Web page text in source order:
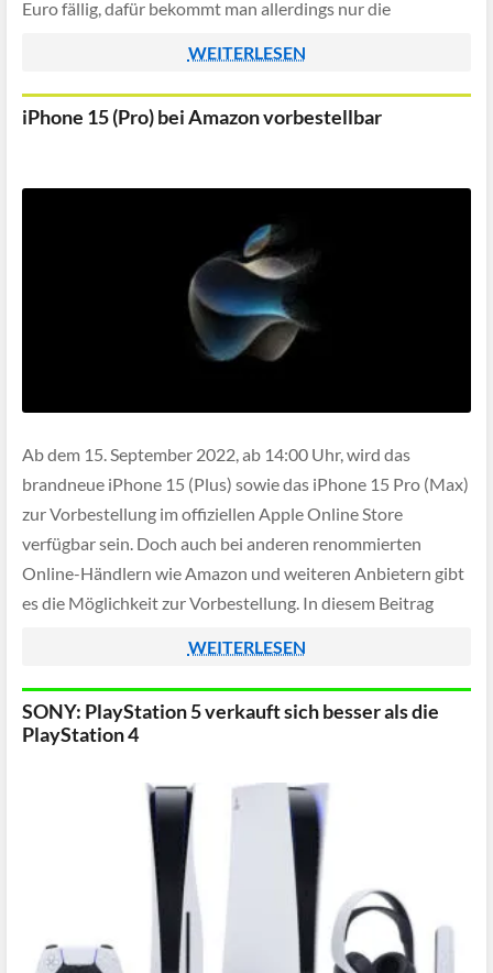
Euro fällig, dafür bekommt man allerdings nur die
WEITERLESEN
iPhone 15 (Pro) bei Amazon vorbestellbar
Ab dem 15. September 2022, ab 14:00 Uhr, wird das
brandneue iPhone 15 (Plus) sowie das iPhone 15 Pro (Max)
zur Vorbestellung im offiziellen Apple Online Store
verfügbar sein. Doch auch bei anderen renommierten
Online-Händlern wie Amazon und weiteren Anbietern gibt
es die Möglichkeit zur Vorbestellung. In diesem Beitrag
WEITERLESEN
SONY: PlayStation 5 verkauft sich besser als die
PlayStation 4